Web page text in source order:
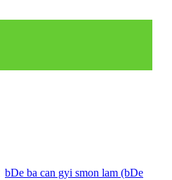
bDe ba can gyi smon lam (bDe